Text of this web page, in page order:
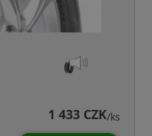
1 433 CZK/ks